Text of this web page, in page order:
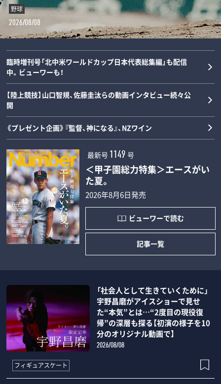
サッカー
2026/08/08
野球
2026/08/08
野球
2026/08/07
野球
2026/08/06
臨時増刊号「北中米ワールドカップ日本代表総集編」も配信
中。ビューワーも！
【陸上競技】山口智規、佐藤圭汰らの動画インタビュー続々公
開
《プレゼント企画》『監督、神になる』、NZワイン
最新号 1149 号
＜甲子園総力特集＞エースがい
た夏。
2026年8月6日発売
ビューワーで読む
記事一覧
「社会人として生きていくために」
宇野昌磨がアイスショーで見せ
た“本気”とは…“2度目の現役復
帰”の深層も探る【初演の様子を10
分のオリジナル動画で】
2026/08/08
フィギュアスケート